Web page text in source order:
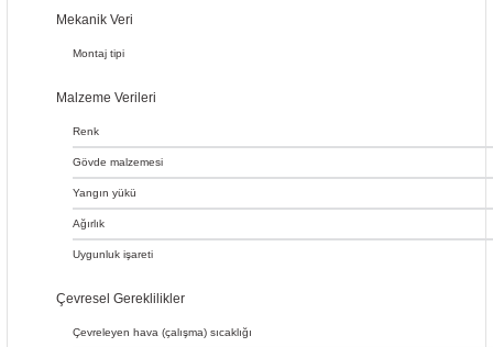
Mekanik Veri
Montaj tipi
Malzeme Verileri
Renk
Gövde malzemesi
Yangın yükü
Ağırlık
Uygunluk işareti
Çevresel Gereklilikler
Çevreleyen hava (çalışma) sıcaklığı